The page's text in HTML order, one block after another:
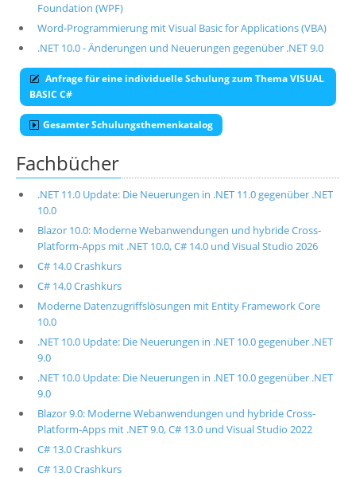
Foundation (WPF)
Word-Programmierung mit Visual Basic for Applications (VBA)
.NET 10.0 - Änderungen und Neuerungen gegenüber .NET 9.0
Anfrage für eine individuelle Schulung zum Thema VISUAL
BASIC C#
Gesamter Schulungsthemenkatalog
Fachbücher
.NET 11.0 Update: Die Neuerungen in .NET 11.0 gegenüber .NET
10.0
Blazor 10.0: Moderne Webanwendungen und hybride Cross-
Platform-Apps mit .NET 10.0, C# 14.0 und Visual Studio 2026
C# 14.0 Crashkurs
C# 14.0 Crashkurs
Moderne Datenzugriffslösungen mit Entity Framework Core
10.0
.NET 10.0 Update: Die Neuerungen in .NET 10.0 gegenüber .NET
9.0
.NET 10.0 Update: Die Neuerungen in .NET 10.0 gegenüber .NET
9.0
Blazor 9.0: Moderne Webanwendungen und hybride Cross-
Platform-Apps mit .NET 9.0, C# 13.0 und Visual Studio 2022
C# 13.0 Crashkurs
C# 13.0 Crashkurs